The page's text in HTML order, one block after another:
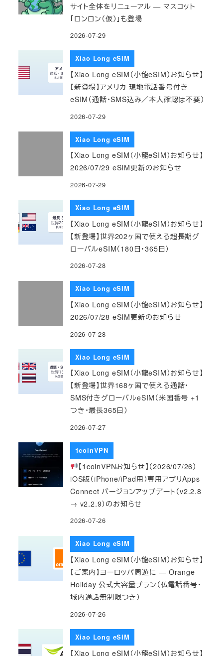
サイト全体をリニューアル — マスコット
「ロンロン（仮）」も登場
2026-07-29
Xiao Long eSIM
【Xiao Long eSIM（小龍eSIM）お知らせ】
【新登場】アメリカ 現地電話番号付き
eSIM（通話・SMS込み／本人確認は不要）
2026-07-29
Xiao Long eSIM
【Xiao Long eSIM（小龍eSIM）お知らせ】
2026/07/29 eSIM更新のお知らせ
2026-07-29
Xiao Long eSIM
【Xiao Long eSIM（小龍eSIM）お知らせ】
【新登場】世界202ヶ国で使える超長期グ
ローバルeSIM（180日・365日）
2026-07-28
Xiao Long eSIM
【Xiao Long eSIM（小龍eSIM）お知らせ】
2026/07/28 eSIM更新のお知らせ
2026-07-28
Xiao Long eSIM
【Xiao Long eSIM（小龍eSIM）お知らせ】
【新登場】世界168ヶ国で使える通話・
SMS付きグローバルeSIM（米国番号 +1
つき・最長365日）
2026-07-27
1coinVPN
【1coinVPNお知らせ】（2026/07/26）
iOS版（iPhone/iPad用）専用アプリApps
Connect バージョンアップデート（v2.2.8
→ v2.2.9）のお知らせ
2026-07-26
Xiao Long eSIM
【Xiao Long eSIM（小龍eSIM）お知らせ】
【ご案内】ヨーロッパ周遊に — Orange
Holiday 公式大容量プラン（仏電話番号・
域内通話無制限つき）
2026-07-26
Xiao Long eSIM
【Xiao Long eSIM（小龍eSIM）お知らせ】